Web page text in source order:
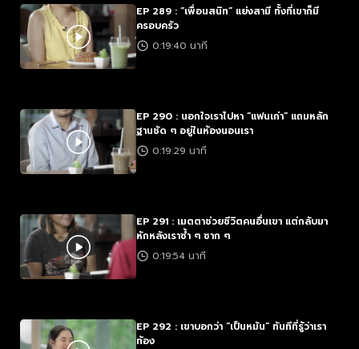
EP 289 : “เพื่อนสนิท” แย่งสามี ทั้งที่เขาก็มี
ครอบครัว
0:19:40 นาที
EP 290 : นอกใจเราไปหา “แฟนเก่า” แถมหลัก
ฐานชัด ๆ อยู่ในห้องนอนเรา
0:19:29 นาที
EP 291 : เมตตาช่วยชีวิตคนอื่นเขา แต่กลับมา
หักหลังเราซ้ำ ๆ ซาก ๆ
0:19:54 นาที
EP 292 : เขาบอกว่า “เป็นหมัน” ทันทีที่รู้ว่าเรา
ท้อง